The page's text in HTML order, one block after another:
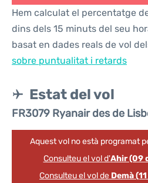
Hem calculat el percentatge
dins dels 15 minuts del seu
basat en dades reals de vol
sobre puntualitat i retards
Estat del vol
FR3079 Ryanair des de
Aquest vol no està programat
Consulteu el vol d'Ahir (09
Consulteu el vol de Demà